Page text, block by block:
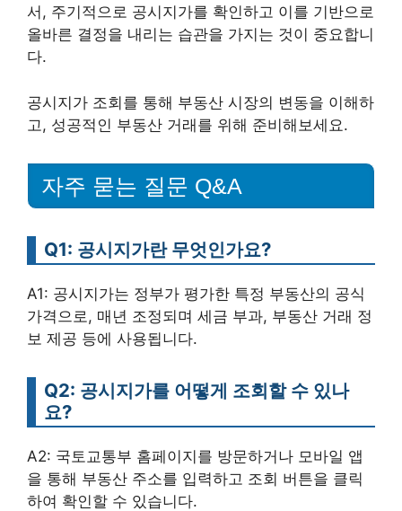
서, 주기적으로 공시지가를 확인하고 이를 기반으로
올바른 결정을 내리는 습관을 가지는 것이 중요합니
다.
공시지가 조회를 통해 부동산 시장의 변동을 이해하
고, 성공적인 부동산 거래를 위해 준비해보세요.
자주 묻는 질문 Q&A
Q1: 공시지가란 무엇인가요?
A1: 공시지가는 정부가 평가한 특정 부동산의 공식
가격으로, 매년 조정되며 세금 부과, 부동산 거래 정
보 제공 등에 사용됩니다.
Q2: 공시지가를 어떻게 조회할 수 있나
요?
A2: 국토교통부 홈페이지를 방문하거나 모바일 앱
을 통해 부동산 주소를 입력하고 조회 버튼을 클릭
하여 확인할 수 있습니다.